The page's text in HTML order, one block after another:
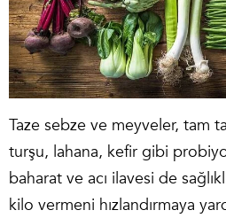
Taze sebze ve meyveler, tam
turşu, lahana, kefir gibi
baharat ve acı ilavesi de
kilo vermeni hızlandırmaya